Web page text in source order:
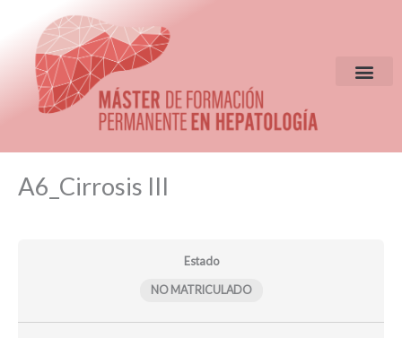
contenido
A6_Cirrosis III
Estado
NO MATRICULADO
Clases
seminario
Clases
grabadas
Evaluación
A6